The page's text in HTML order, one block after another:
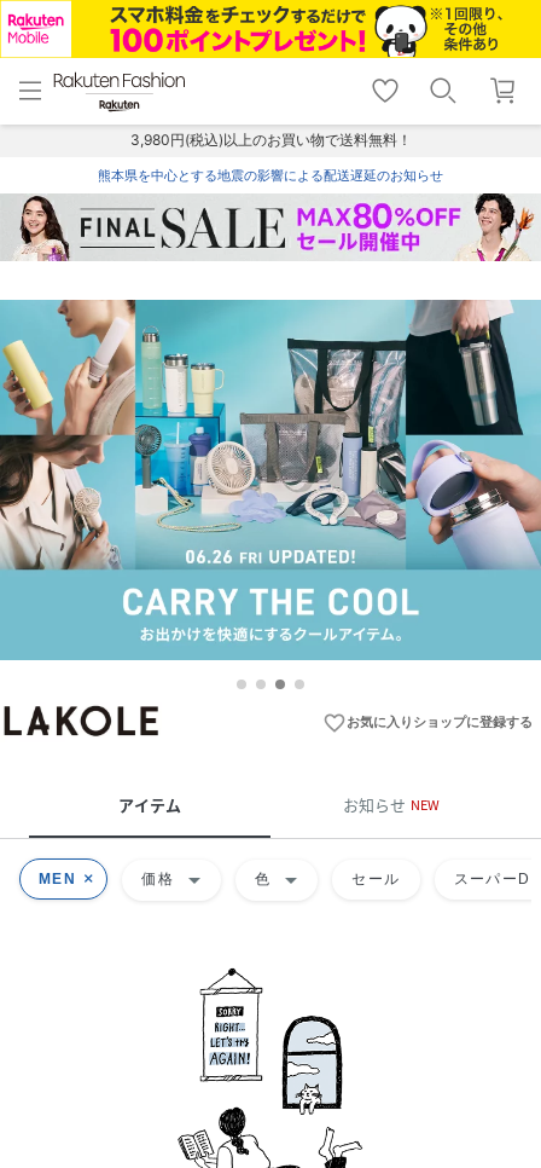
menu home
トップ
shopping_cart lock_outline
ログイン
3,980円(税込)以上のお買い物で送料無料！
熊本県を中心とする地震の影響による配送遅延のお知らせ
favorite_borderお気に入りショップに登録する
アイテム お知らせ NEW
MEN 価格 arrow_drop_down 色 arrow_drop_down セール スーパー